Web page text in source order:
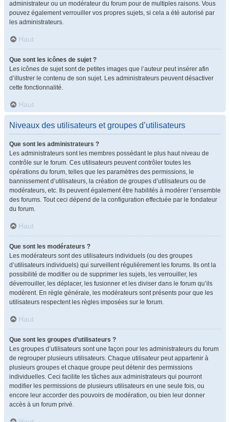
administrateur ou un modérateur du forum pour de multiples raisons. Vous
pouvez également verrouiller vos propres sujets, si cela a été autorisé par
les administrateurs.
Haut
Que sont les icônes de sujet ?
Les icônes de sujet sont de petites images que l’auteur peut insérer afin
d’illustrer le contenu de son sujet. Les administrateurs peuvent désactiver
cette fonctionnalité.
Haut
Niveaux des utilisateurs et groupes d’utilisateurs
Que sont les administrateurs ?
Les administrateurs sont les membres possédant le plus haut niveau de
contrôle sur le forum. Ces utilisateurs peuvent contrôler toutes les
opérations du forum, telles que les paramètres des permissions, le
bannissement d’utilisateurs, la création de groupes d’utilisateurs ou de
modérateurs, etc. Ils peuvent également être habilités à modérer l’ensemble
des forums. Tout ceci dépend de la configuration effectuée par le fondateur
du forum.
Haut
Que sont les modérateurs ?
Les modérateurs sont des utilisateurs individuels (ou des groupes
d’utilisateurs individuels) qui surveillent régulièrement les forums. Ils ont la
possibilité de modifier ou de supprimer les sujets, les verrouiller, les
déverrouiller, les déplacer, les fusionner et les diviser dans le forum qu’ils
modèrent. En règle générale, les modérateurs sont présents pour que les
utilisateurs respectent les règles imposées sur le forum.
Haut
Que sont les groupes d’utilisateurs ?
Les groupes d’utilisateurs sont une façon pour les administrateurs du forum
de regrouper plusieurs utilisateurs. Chaque utilisateur peut appartenir à
plusieurs groupes et chaque groupe peut détenir des permissions
individuelles. Ceci facilite les tâches aux administrateurs qui pourront
modifier les permissions de plusieurs utilisateurs en une seule fois, ou
encore leur accorder des pouvoirs de modération, ou bien leur donner
accès à un forum privé.